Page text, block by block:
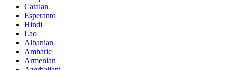
Catalan
Esperanto
Hindi
Lao
Albanian
Amharic
Armenian